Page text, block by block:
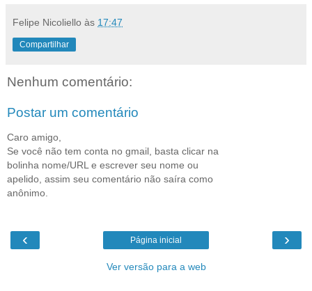
Felipe Nicoliello às 17:47
Compartilhar
Nenhum comentário:
Postar um comentário
Caro amigo,
Se você não tem conta no gmail, basta clicar na
bolinha nome/URL e escrever seu nome ou
apelido, assim seu comentário não saíra como
anônimo.
‹ ›
Página inicial
Ver versão para a web